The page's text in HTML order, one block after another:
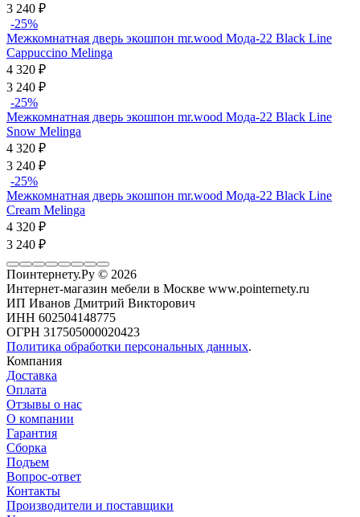
3 240 ₽
-25%
Межкомнатная дверь экошпон mr.wood Мода-22 Black Line
Cappuccino Melinga
4 320 ₽
3 240 ₽
-25%
Межкомнатная дверь экошпон mr.wood Мода-22 Black Line
Snow Melinga
4 320 ₽
3 240 ₽
-25%
Межкомнатная дверь экошпон mr.wood Мода-22 Black Line
Cream Melinga
4 320 ₽
3 240 ₽
Поинтернету.Ру © 2026
Интернет-магазин мебели в Москве www.pointernety.ru
ИП Иванов Дмитрий Викторович
ИНН 602504148775
ОГРН 317505000020423
Политика обработки персональных данных.
Компания
Доставка
Оплата
Отзывы о нас
О компании
Гарантия
Сборка
Подъем
Вопрос-ответ
Контакты
Производители и поставщики